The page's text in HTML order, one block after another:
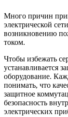
Много причин
электрической
возникновению
током.
Чтобы избежать
устанавливается
оборудование.
понимать, что
защитное
безопасность
электрических